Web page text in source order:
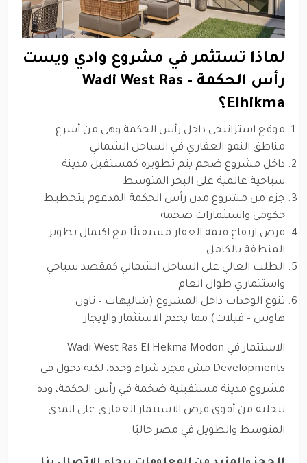
لماذا تستثمر في مشروع وادي ويست
رأس الحكمة - Wadi West Ras
Elhikma؟
موقع استراتيجي داخل رأس الحكمة وهي من أسرع
مناطق النمو العقاري في الساحل الشمالي
داخل مشروع ضخم يتم تطويره كمستقبل مدينة
سياحية عالمية على البحر المتوسط
جزء من مشروع مدن رأس الحكمة المدعوم بتخطيط
حكومي واستثمارات ضخمة
فرص ارتفاع قيمة العقار مستقبلًا مع اكتمال تطوير
المنطقة بالكامل
الطلب العالي على الساحل الشمالي كمقصد سياحي
واستثماري طوال العام
تنوع الوحدات داخل المشروع (شاليهات – تاون
هاوس – فيلات) مما يخدم الاستثمار والإيجار
الاستثمار في Wadi West Ras El Hekma Modon
Developments مش مجرد شراء وحدة، لكنه دخول في
مشروع مدينة مستقبلية ضخمة في رأس الحكمة، وده
بيخليه من أقوى فرص الاستثمار العقاري على المدى
المتوسط والطويل في مصر حاليًا.